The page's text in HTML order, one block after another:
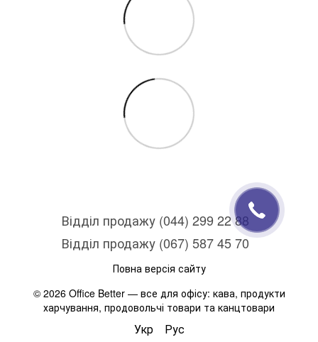
Відділ продажу (044) 299 22 88
Відділ продажу (067) 587 45 70
Повна версія сайту
© 2026 Office Better — все для офісу: кава, продукти
харчування, продовольчі товари та канцтовари
Укр Рус